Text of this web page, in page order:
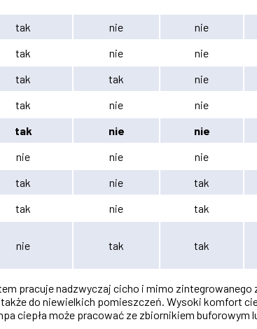
tak nie nie
tak nie nie
tak tak nie
tak nie nie
tak nie nie
nie nie nie
tak nie tak
tak nie tak
nie tak tak
pracuje nadzwyczaj cicho i mimo zintegrowanego
do niewielkich pomieszczeń. Wysoki komfort
ciepła może pracować ze zbiornikiem buforowym